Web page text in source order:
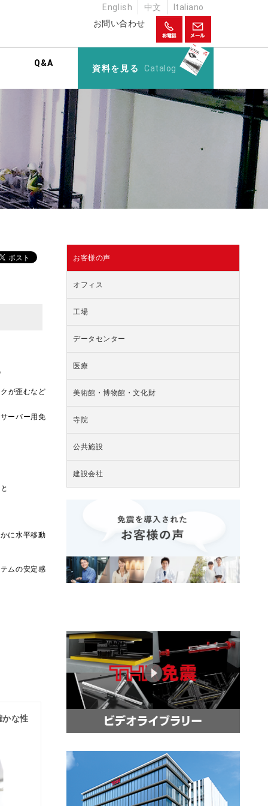
English 中文
Italiano
お問い合わせ
Q&A
資料を見る Catalog
が歪むなど
ーバー用免
に水平移動
ムの安定感
かな性
お客様の声
オフィス
工場
データセンター
医療
美術館・博物館・文化財
寺院
公共施設
建設会社